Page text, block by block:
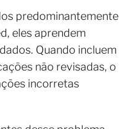
predominantemente
eles aprendem
Quando incluem
não revisadas, o
incorretas